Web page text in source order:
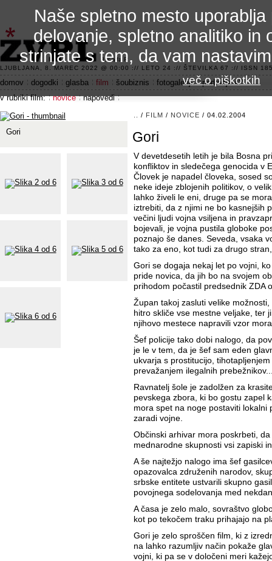
3.2 alfa R
LJUBLJANA, 8. MAREC 2022 @ 00:00 :// LETO 24 :// ŠTEVILKA 67 :// ISSN
domov dogodki glasba film šoubiznis fotogalerije
področje 42
v rubriki film:
novice napovedi
/ FILM / NOVICE / 04.02.2004
Gori
V devetdesetih letih je bila Bosna
konfliktov in sledečega genocida v
Človek je napadel človeka, sosed
neke ideje zblojenih politikov, o
lahko živeli le eni, druge pa se
iztrebiti, da z njimi ne bo kasnejših
večini ljudi vojna vsiljena in
bojevali, je vojna pustila globoke
poznajo še danes. Seveda, vsaka
tako za eno, kot tudi za drugo
Gori se dogaja nekaj let po vojni,
pride novica, da jih bo na svojem
prihodom počastil predsednik ZDA
Župan takoj zasluti velike
hitro skliče vse mestne veljake, ter
njihovo mestece napravili vzor
Šef policije tako dobi nalogo, da
je le v tem, da je šef sam eden
ukvarja s prostitucijo,
prevažanjem ilegalnih
Ravnatelj šole je zadolžen za
pevskega zbora, ki bo gostu zapel
mora spet na noge postaviti lokalni
zaradi vojne.
Občinski arhivar mora poskrbeti,
mednarodne skupnosti vsi zapiski
A še najtežjo nalogo ima šef
opazovalca združenih narodov,
srbske entitete ustvarili skupno
povojnega sodelovanja med
A časa je zelo malo, sovraštvo
kot po tekočem traku prihajajo na
Gori je zelo sproščen film, ki z
na lahko razumljiv način pokaže
vojni, ki pa se v določeni meri
Gori
Naše spletno mesto
delovanje, spletno analitiko in
strinjate s tem, da vam
več o piškotkih